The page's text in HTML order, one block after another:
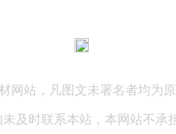
站，凡图文未署名者均为
及时联系本站，本网站不承